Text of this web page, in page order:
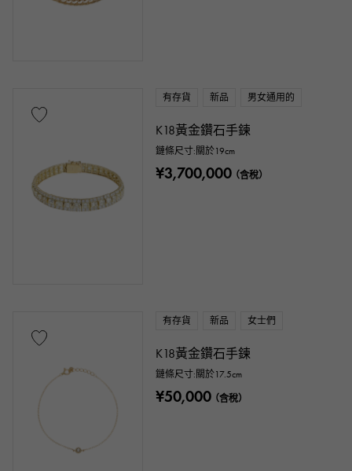
有存貨 新品 男女通用的
K18黃金鑽石手鍊
鏈條尺寸:關於19cm
¥3,700,000（含稅）
有存貨 新品 女士們
K18黃金鑽石手鍊
鏈條尺寸:關於17.5cm
¥50,000（含稅）